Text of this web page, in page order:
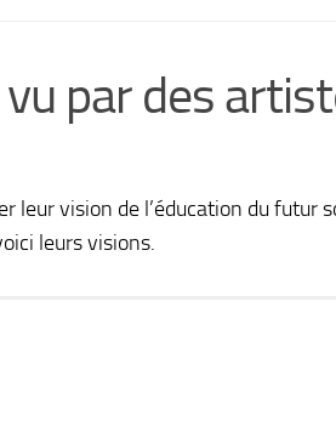
par des
leur vision de l’éducation du futur
leurs visions.